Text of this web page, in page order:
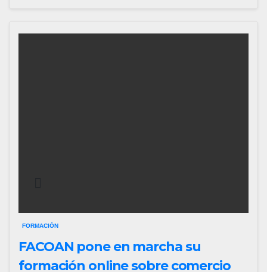
FORMACIÓN
FACOAN pone en marcha su
formación online sobre comercio